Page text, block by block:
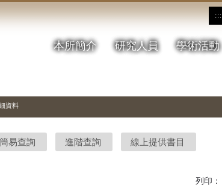
:::
本所簡介 研究人員 學術活動
資料
簡易查詢 進階查詢 線上提供書目
列印：